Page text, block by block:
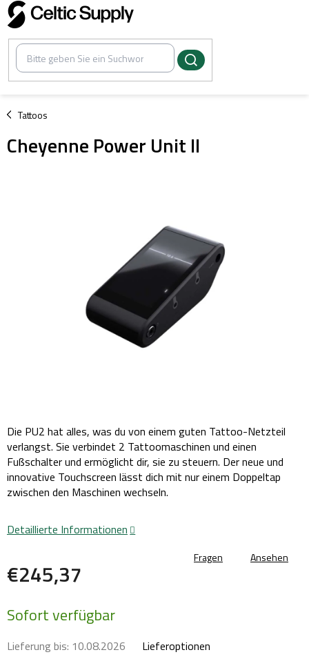
Zum
Inhalt
springen
Tattoos
/
Cheyenne Power Unit II
€245,37
Sofort verfügbar
Lieferung bis: 10.08.2026 Lieferoptionen
Die PU2 hat alles, was du von einem guten Tattoo-Netzteil
verlangst. Sie verbindet 2 Tattoomaschinen und einen
Fußschalter und ermöglicht dir, sie zu steuern. Der neue und
innovative Touchscreen lässt dich mit nur einem Doppeltap
zwischen den Maschinen wechseln.
Detaillierte Informationen
Fragen Ansehen